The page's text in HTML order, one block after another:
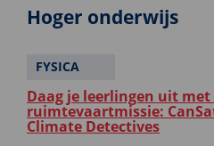
Hoger onderwijs
FYSICA
Daag je leerlingen uit met
ruimtevaartmissie:
Climate Detectives